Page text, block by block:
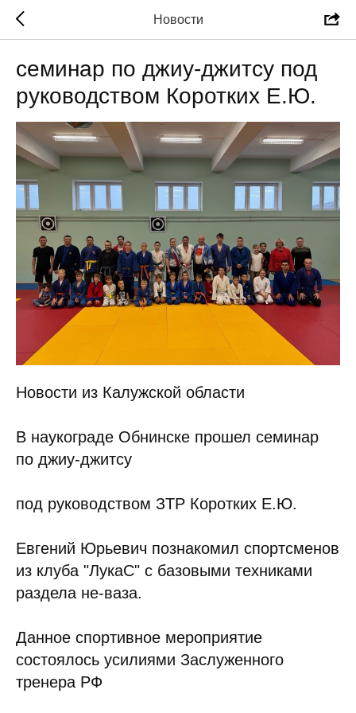
Новости
семинар по джиу-джитсу под
руководством Коротких Е.Ю.
Новости из Калужской области
В наукограде Обнинске прошел семинар
по джиу-джитсу
под руководством ЗТР Коротких Е.Ю.
Евгений Юрьевич познакомил спортсменов
из клуба "ЛукаС" с базовыми техниками
раздела не-ваза.
Данное спортивное мероприятие
состоялось усилиями Заслуженного
тренера РФ